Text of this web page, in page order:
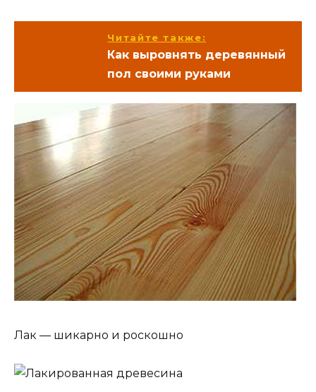
Читайте также:
Как выровнять деревянный
пол своими руками
Лак — шикарно и роскошно